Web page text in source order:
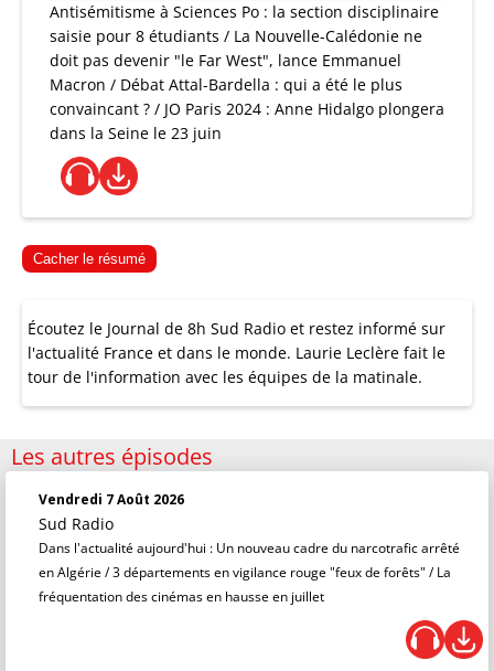
Antisémitisme à Sciences Po : la section disciplinaire
saisie pour 8 étudiants / La Nouvelle-Calédonie ne
doit pas devenir "le Far West", lance Emmanuel
Macron / Débat Attal-Bardella : qui a été le plus
convaincant ? / JO Paris 2024 : Anne Hidalgo plongera
dans la Seine le 23 juin
Cacher le résumé
Écoutez le Journal de 8h Sud Radio et restez informé sur
l'actualité France et dans le monde. Laurie Leclère fait le
tour de l'information avec les équipes de la matinale.
Les autres épisodes
Vendredi 7 Août 2026
Sud Radio
Dans l'actualité aujourd'hui : Un nouveau cadre du narcotrafic arrêté
en Algérie / 3 départements en vigilance rouge "feux de forêts" / La
fréquentation des cinémas en hausse en juillet